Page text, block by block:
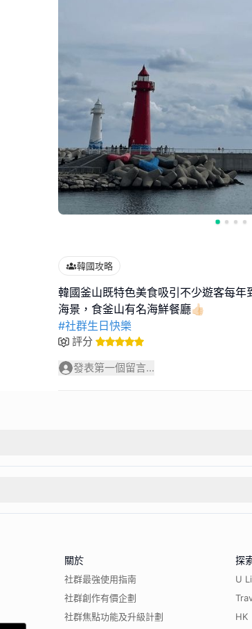
韓國攻略
韓國釜山既特色美食吸引不少遊客每
#社群生日快樂
評分
發表第一個留言...
關於
社群最強使用指南
社群創作有價企劃
社群焦點功能及升級計劃
探
U
HK